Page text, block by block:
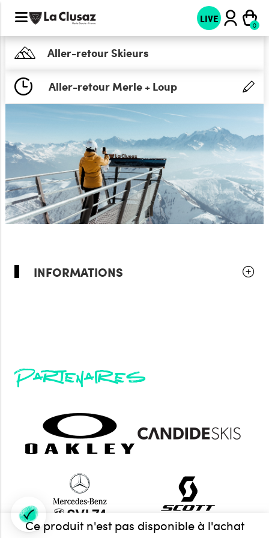
LIVE
Aller-retour Skieurs
Aller-retour Merle + Loup
INFORMATIONS
Ce produit n'est pas disponible à l'achat
Partenaires